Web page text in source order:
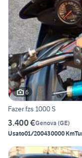
6
Fazer fzs 1000 S
3.400 €Genova (GE)
Usato01/200430000 Km